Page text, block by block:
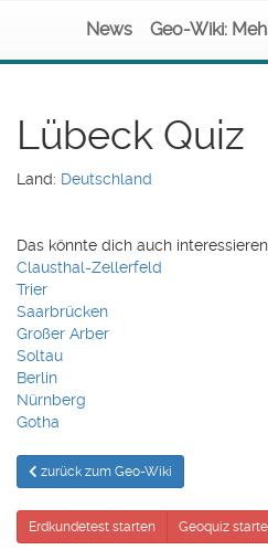
News Geo-Wiki:
Lübeck Quiz
Land: Deutschland
Das könnte dich auch
Clausthal-Zellerfeld
Trier
Saarbrücken
Großer Arber
Soltau
Berlin
Nürnberg
Gotha
zurück zum Geo-Wiki
Erdkundetest starten Geoquiz